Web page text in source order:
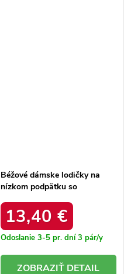
Béžové dámske lodičky na
nízkom podpätku so
Q0-1641 BEIGE
13,40 €
Odoslanie 3-5 pr. dní3 pár/y
DETAIL